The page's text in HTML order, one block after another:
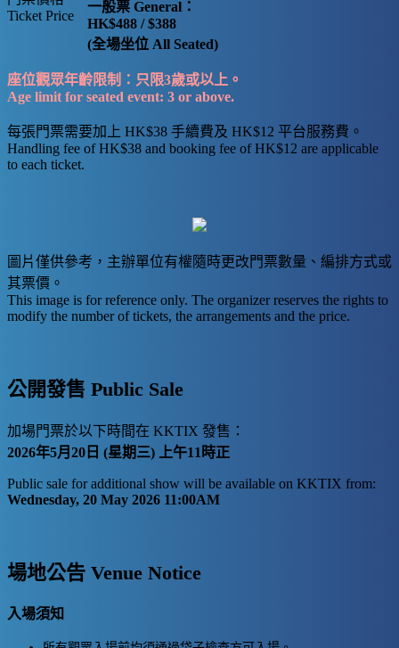
Ticket Price
一般票 General：
HK$488 / $388
(全場坐位 All Seated)
座位觀眾年齡限制：只限3歲或以上。
Age limit for seated event: 3 or above.
每張門票需要加上 HK$38 手續費及 HK$12 平台服務費。
Handling fee of HK$38 and booking fee of HK$12 are applicable
to each ticket.
圖片僅供參考，主辦單位有權隨時更改門票數量、編排方式或
其票價。
This image is for reference only. The organizer reserves the rights to
modify the number of tickets, the arrangements and the price.
公開發售 Public Sale
加場門票於以下時間在 KKTIX 發售：
2026年5月20日 (星期三) 上午11時正
Public sale for additional show will be available on KKTIX from:
Wednesday, 20 May 2026 11:00AM
場地公告 Venue Notice
入場須知